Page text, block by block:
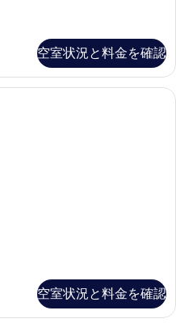
空室状況と料金を確認
高級寝具、羽毛の掛け布団、ミニバ
空室状況と料金を確認